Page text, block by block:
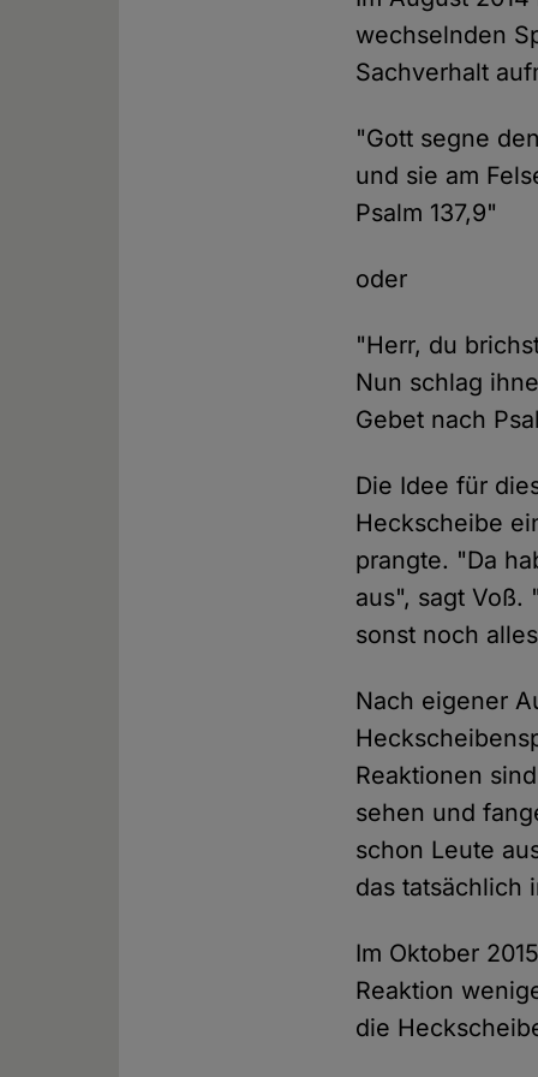
wechselnden
Sachverhalt
"Gott segne
und sie am
Psalm 137,9"
oder
"Herr, du
Nun schlag
Gebet nach
Die Idee für
Heckscheibe
prangte. "Da
aus", sagt Voß.
sonst noch
Nach eigener
Reaktionen
sehen und
schon Leute
das tatsächlich
Im Oktober
Reaktion
die